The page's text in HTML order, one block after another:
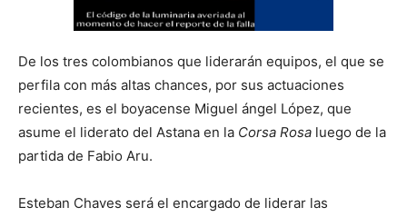
De los tres colombianos que liderarán equipos, el que se
perfila con más altas chances, por sus actuaciones
recientes, es el boyacense Miguel ángel López, que
asume el liderato del Astana en la Corsa Rosa luego de la
partida de Fabio Aru.
Esteban Chaves será el encargado de liderar las